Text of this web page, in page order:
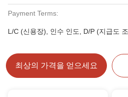
Payment Terms:
L/C (신용장), 인수 인도, D/P (지급도
최상의 가격을 얻으세요